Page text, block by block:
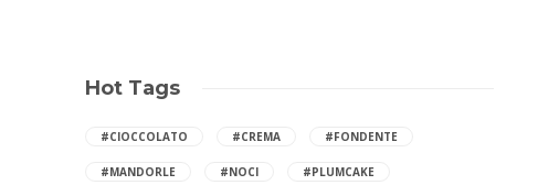
Hot Tags
#CIOCCOLATO #CREMA #FONDENTE
#MANDORLE #NOCI #PLUMCAKE